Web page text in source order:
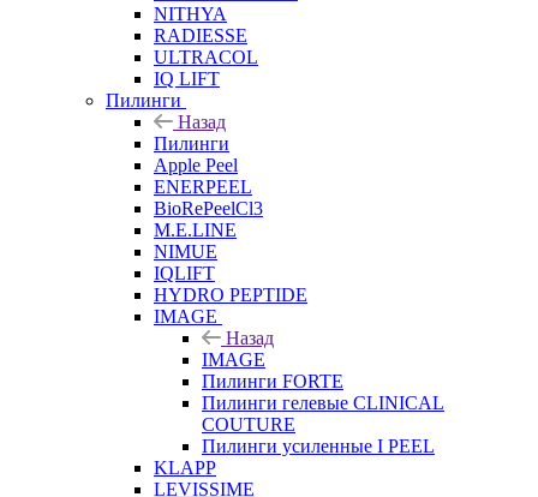
NITHYA
RADIESSE
ULTRACOL
IQ LIFT
Пилинги
Назад
Пилинги
Apple Peel
ENERPEEL
BioRePeelCl3
M.E.LINE
NIMUE
IQLIFT
HYDRO PEPTIDE
IMAGE
Назад
IMAGE
Пилинги FORTE
Пилинги гелевые CLINICAL
COUTURE
Пилинги усиленные I PEEL
KLAPP
LEVISSIME